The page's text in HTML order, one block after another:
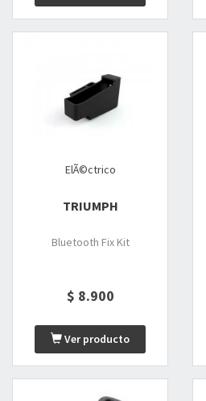
ElÃ©ctrico
TRIUMPH
Bluetooth Fix Kit
$ 8.900
Ver producto